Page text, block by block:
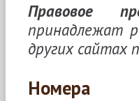
Правовое
принадлежат
других сайтах
Номера